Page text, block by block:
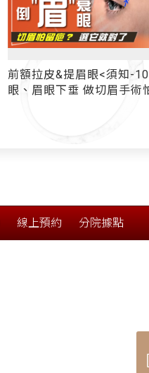
拉皮手術（強升8字和耳廓
層次緊顏拉皮）海外教學
線上預約 分院據點